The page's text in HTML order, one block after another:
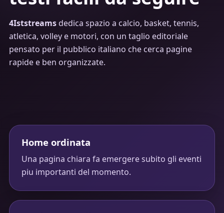
4Iststreamsdedica spazio a calcio, basket, tennis,
atletica, volley e motori, con un taglio editoriale
pensato per il pubblico italiano che cerca pagine
rapide e ben organizzate.
Home ordinata
Una pagina chiara fa emergere subito gli eventi
piu importanti del momento.